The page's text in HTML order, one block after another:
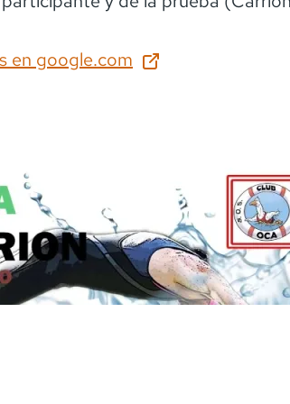
en google.com